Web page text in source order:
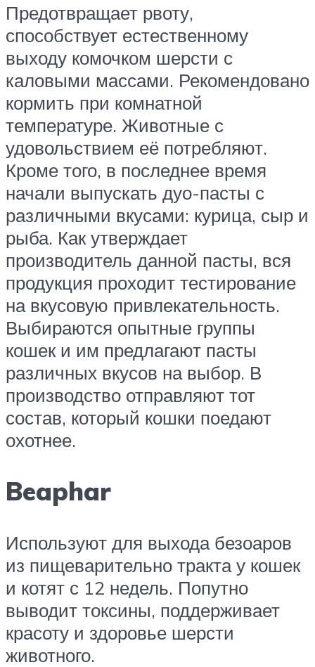
Предотвращает рвоту,
способствует естественному
выходу комочком шерсти с
каловыми массами. Рекомендовано
кормить при комнатной
температуре. Животные с
удовольствием её потребляют.
Кроме того, в последнее время
начали выпускать дуо-пасты с
различными вкусами: курица, сыр и
рыба. Как утверждает
производитель данной пасты, вся
продукция проходит тестирование
на вкусовую привлекательность.
Выбираются опытные группы
кошек и им предлагают пасты
различных вкусов на выбор. В
производство отправляют тот
состав, который кошки поедают
охотнее.
Beaphar
Используют для выхода безоаров
из пищеварительно тракта у кошек
и котят с 12 недель. Попутно
выводит токсины, поддерживает
красоту и здоровье шерсти
животного.